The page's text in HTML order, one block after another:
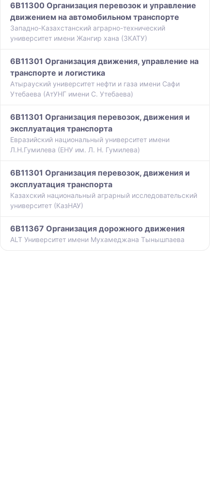
6B11300 Организация перевозок и управление
движением на автомобильном транспорте
Западно-Казахстанский аграрно-технический
университет имени Жангир хана (ЗКАТУ)
6B11301 Организация движения, управление на
транспорте и логистика
Атырауский университет нефти и газа имени Сафи
Утебаева (АтУНГ имени С. Утебаева)
6B11301 Организация перевозок, движения и
эксплуатация транспорта
Евразийский национальный университет имени
Л.Н.Гумилева (ЕНУ им. Л. Н. Гумилева)
6B11301 Организация перевозок, движения и
эксплуатация транспорта
Казахский национальный аграрный исследовательский
университет (КазНАУ)
6B11367 Организация дорожного движения
ALT Университет имени Мухамеджана Тынышпаева